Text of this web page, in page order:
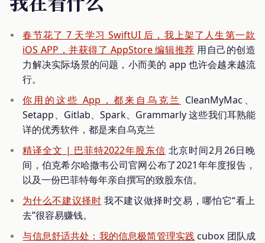
春节花了 7 天学习 SwiftUI 后，我上架了人生第一款
iOS APP，并获得了 AppStore 编辑推荐 用自己的创造
力解决实际场景的问题，小而美的 app 也许会越来越流
行。
你用的这些 App，都来自乌克兰 CleanMyMac、
Setapp、Gitlab、Spark、Grammarly 这些我们耳熟能
详的优秀软件，都是来自乌克兰
精译全文 | 巴菲特2022年股东信 北京时间2月26日晚
间，伯克希尔哈撒韦公司官网公布了2021年年度报告，
以及一份巴菲特每年亲自撰写的致股东信。
为什么不建议择时 我不建议做择时交易，哪怕它“看上
去”很容易赚钱。
与信息舒适共处：我的信息极简管理实践cubox 团队成